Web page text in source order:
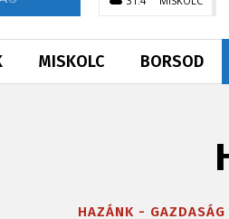
MISKOLC BORSOD
HAZÁNK - GAZDASÁG